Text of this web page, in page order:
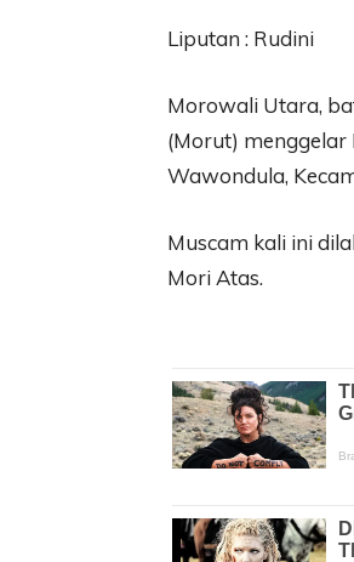
Liputan : Rudini
Morowali Utara,
(Morut) menggelar
Wawondula,
Muscam kali ini
Mori Atas.